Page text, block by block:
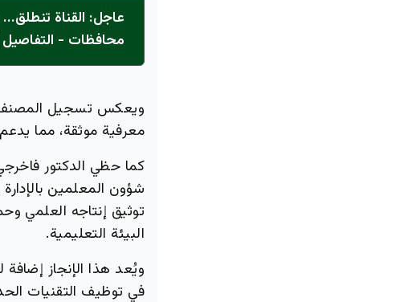
محافظات - التفاصيل
ويعكس تسجيل المصنف
معرفية موثقة، مما
كما حظي الدكتور
شؤون المعلمين
توثيق إنتاجه العلمي
البيئة التعليمية.
ويُعد هذا الإنجاز
في توظيف التقنيات